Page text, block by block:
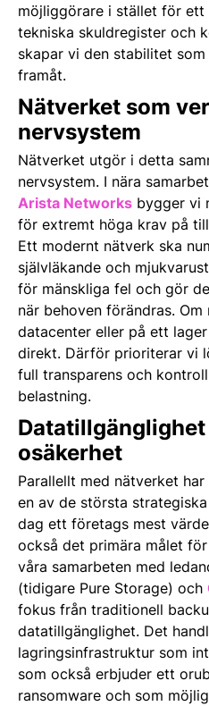
möjliggörare i stället för ett
tekniska skuldregister och
skapar vi den stabilitet
framåt.
Nätverket som
nervsystem
Nätverket utgör i detta
nervsystem. I nära
Arista Networks bygger vi
för extremt höga krav på
Ett modernt nätverk ska
självläkande och
för mänskliga fel och gör
när behoven förändras.
datacenter eller på ett
direkt. Därför prioriterar vi
full transparens och
belastning.
osäkerhet
Parallellt med nätverket
en av de största
dag ett företags mest
också det primära målet
våra samarbeten med
(tidigare Pure Storage) och
fokus från traditionell
datatillgänglighet. Det
lagringsinfrastruktur som
som också erbjuder ett
ransomware och som